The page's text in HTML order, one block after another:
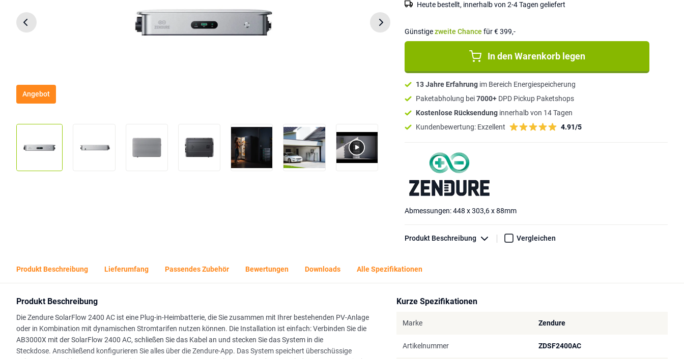
Angebot
Heute bestellt, innerhalb von 2-4 Tagen geliefert
Günstigezweite Chance für € 399,-
In den Warenkorb legen
13 Jahre Erfahrung im Bereich Energiespeicherung
Paketabholung bei7000+ DPD Pickup Paketshops
Kostenlose Rücksendung innerhalb von 14 Tagen
Kundenbewertung: Exzellent 4.91/5
Abmessungen: 448 x 303,6 x 88mm
Produkt Beschreibung Vergleichen
Produkt Beschreibung Lieferumfang Passendes Zubehör Bewertungen Downloads Alle Spezifikationen
Produkt Beschreibung
Die Zendure SolarFlow 2400 AC ist eine Plug-in-Heimbatterie, die Sie zusammen mit Ihrer bestehenden PV-Anlage
oder in Kombination mit dynamischen Stromtarifen nutzen können. Die Installation ist einfach: Verbinden Sie die
AB3000X mit der SolarFlow 2400 AC, schließen Sie das Kabel an und stecken Sie das System in die
Steckdose. Anschließend konfigurieren Sie alles über die Zendure-App. Das System speichert überschüssige
Kurze Spezifikationen
Marke Zendure
Artikelnummer ZDSF2400AC